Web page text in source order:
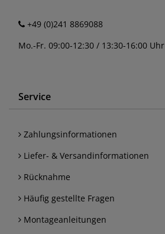
+49 (0)241 8869088
Mo.-Fr. 09:00-12:30 / 13:30-16:00 Uhr
Service
Zahlungsinformationen
Liefer- & Versandinformationen
Rücknahme
Häufig gestellte Fragen
Montageanleitungen